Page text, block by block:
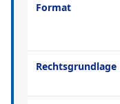
Format
Rechtsgrundlage